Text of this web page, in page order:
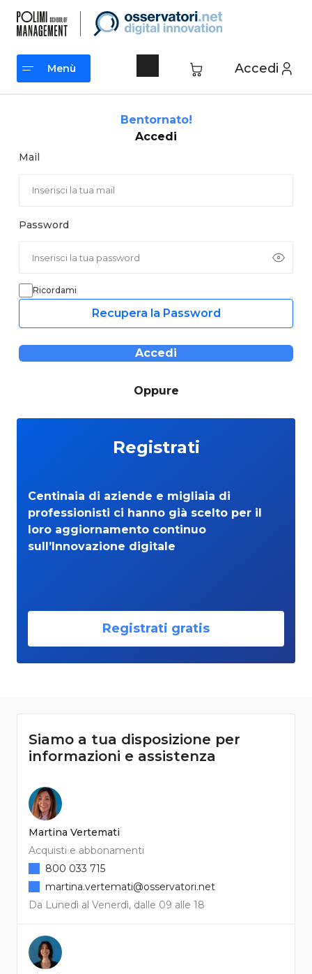
contenuto
Accedi
Menù
Bentornato!
Accedi
Mail
Password
Ricordami
Recupera la Password
Accedi
Oppure
Registrati
Centinaia di aziende e migliaia di
professionisti ci hanno già scelto per il
loro aggiornamento continuo
sull’Innovazione digitale
Registrati gratis
Siamo a tua disposizione per
informazioni e assistenza
Martina Vertemati
Acquisti e abbonamenti
Da Lunedì al Venerdì, dalle 09 alle 18
800 033 715
martina.vertemati@osservatori.net